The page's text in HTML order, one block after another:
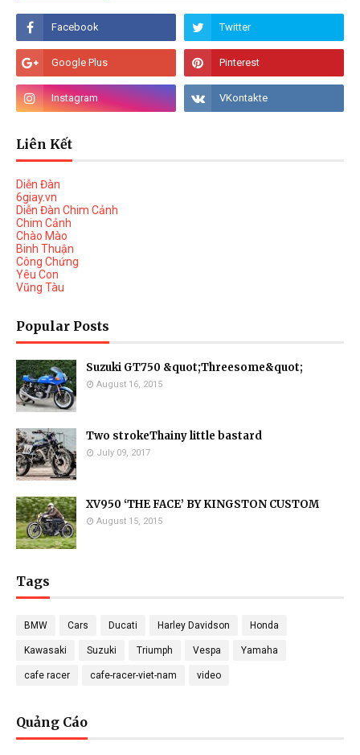
Liên Kết
Diễn Đàn
6giay.vn
Diễn Đàn Chim Cảnh
Chim Cảnh
Chào Mào
Binh Thuận
Công Chứng
Yêu Con
Vũng Tàu
Popular Posts
Suzuki GT750 &quot;Threesome&quot;
August 16, 2015
Two strokeThainy little bastard
July 09, 2017
XV950 ‘THE FACE’ BY KINGSTON CUSTOM
August 15, 2015
Tags
BMW Cars Ducati Harley Davidson Honda
Kawasaki Suzuki Triumph Vespa Yamaha
cafe racer cafe-racer-viet-nam video
Quảng Cáo